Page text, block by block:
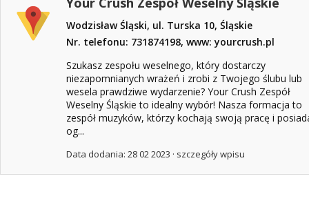
Wodzisław Śląski, ul. Turska 10, Śląskie
Nr. telefonu: 731874198, www: yourcrush.pl
Szukasz zespołu weselnego, który dostarczy
niezapomnianych wrażeń i zrobi z Twojego ślubu lub
wesela prawdziwe wydarzenie? Your Crush Zespół
Weselny Śląskie to idealny wybór! Nasza formacja to
zespół muzyków, którzy kochają swoją pracę i
og...
Data dodania: 28 02 2023 · szczegóły wpisu